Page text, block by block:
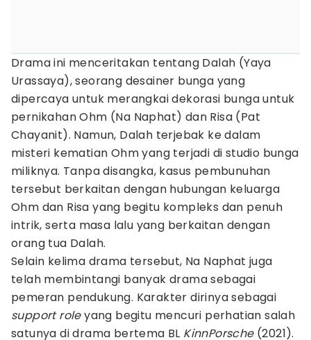
Drama ini menceritakan tentang Dalah (Yaya
Urassaya), seorang desainer bunga yang
dipercaya untuk merangkai dekorasi bunga untuk
pernikahan Ohm (Na Naphat) dan Risa (Pat
Chayanit). Namun, Dalah terjebak ke dalam
misteri kematian Ohm yang terjadi di studio bunga
miliknya. Tanpa disangka, kasus pembunuhan
tersebut berkaitan dengan hubungan keluarga
Ohm dan Risa yang begitu kompleks dan penuh
intrik, serta masa lalu yang berkaitan dengan
orang tua Dalah.
Selain kelima drama tersebut, Na Naphat juga
telah membintangi banyak drama sebagai
pemeran pendukung. Karakter dirinya sebagai
support roleyang begitu mencuri perhatian salah
satunya di drama bertema BL KinnPorsche(2021).